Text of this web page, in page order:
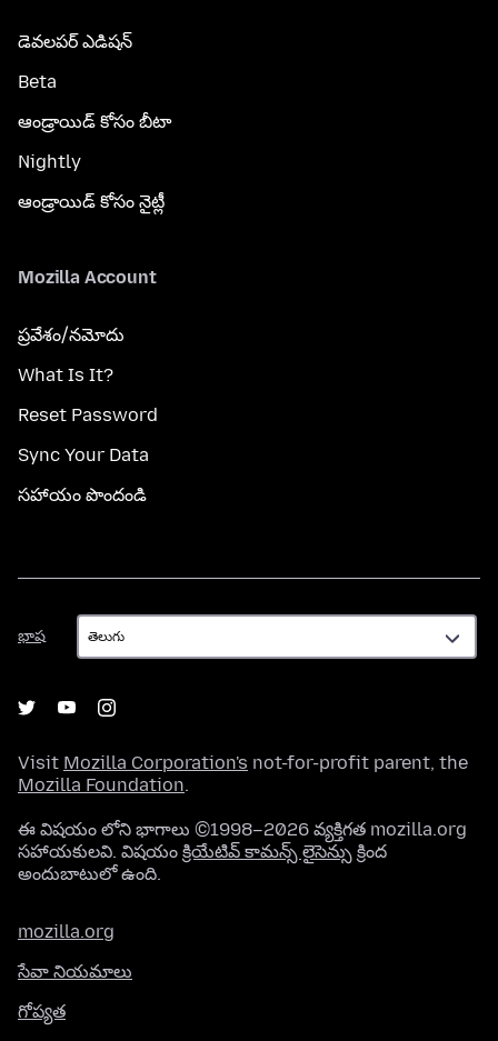
డెవలపర్ ఎడిషన్
Beta
ఆండ్రాయిడ్ కోసం బీటా
Nightly
ఆండ్రాయిడ్ కోసం నైట్లీ
Mozilla Account
ప్రవేశం/నమోదు
What Is It?
Reset Password
Sync Your Data
సహాయం పొందండి
భాష
భాష
Visit Mozilla Corporation's not-for-profit parent, the
Mozilla Foundation.
ఈ విషయం లోని భాగాలు ©1998–2026 వ్యక్తిగత mozilla.org
సహాయకులవి. విషయం క్రియేటివ్ కామన్స్ లైసెన్సు క్రింద
అందుబాటులో ఉంది.
mozilla.org
సేవా నియమాలు
గోప్యత